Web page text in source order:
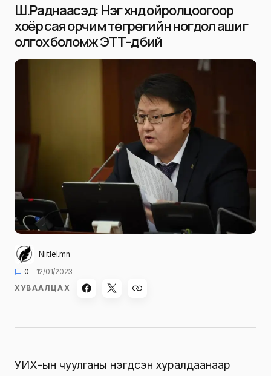
Ш.Раднаасэд: Нэг хүнд ойролцоогоор
хоёр сая орчим төгрөгийн ногдол ашиг
олгох боломж ЭТТ-д бий
Niitlel.mn
0
12/01/2023
ХУВААЛЦАХ
УИХ-ын чуулганы нэгдсэн хуралдаанаар